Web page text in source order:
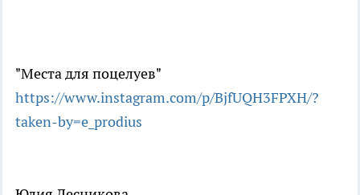
"Места для поцелуев"
https://www.instagram.com/p/BjfUQH3FPXH/?
taken-by=e_prodius